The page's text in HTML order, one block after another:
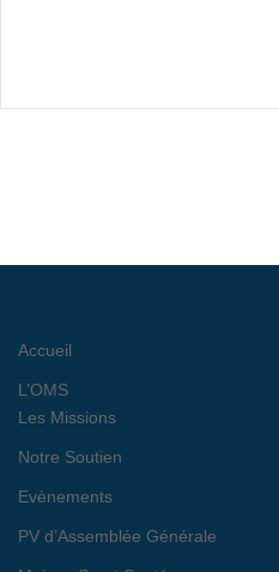
Accueil
L’OMS
Les Missions
Notre Soutien
Evènements
PV d’Assemblée Générale